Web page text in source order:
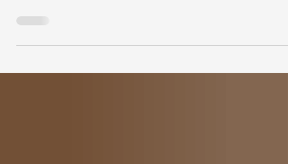
¿Cuánta comida debe comer un gato al día?
Consulta las tablas por peso, edad y tipo de